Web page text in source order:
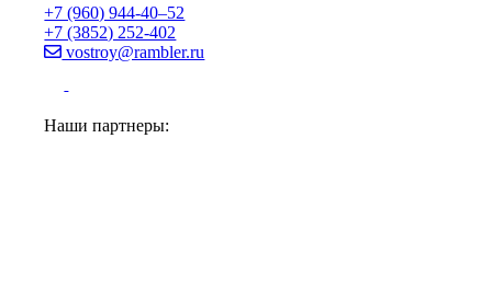
+7 (960) 944-40‒52
+7 (3852) 252-402
vostroy@rambler.ru
Наши партнеры: